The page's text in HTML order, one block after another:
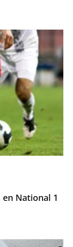
en National 1